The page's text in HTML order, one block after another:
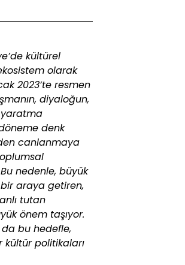
kültürel
olarak
2023’te resmen
diyaloğun,
yaratma
denk
canlanmaya
nedenle, büyük
araya getiren,
tutan
önem taşıyor.
da bu hedefle,
kültür politikaları